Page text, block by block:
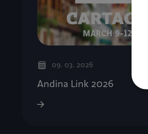
09. 03. 2026
Andina Link 2026